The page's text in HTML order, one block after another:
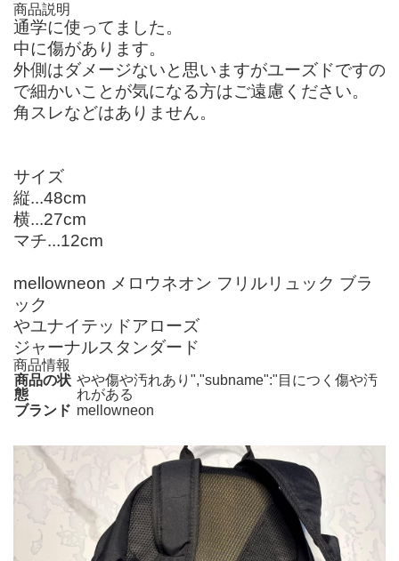
商品説明
通学に使ってました。
中に傷があります。
外側はダメージないと思いますがユーズドですの
で細かいことが気になる方はご遠慮ください。
角スレなどはありません。
サイズ
縦...48cm
横...27cm
マチ...12cm
mellowneon メロウネオン フリルリュック ブラ
ック
やユナイテッドアローズ
ジャーナルスタンダード
商品情報
商品の状
態
やや傷や汚れあり","subname":"目につく傷や汚
れがある
ブランド mellowneon